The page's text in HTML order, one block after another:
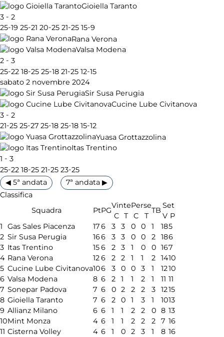
Gioiella Taranto
3 - 2
25-19 25-21 20-25 21-25 15-9
Rana Verona
Valsa Modena
2 - 3
25-22 18-25 25-18 21-25 12-15
sabato 2 novembre 2024
Sir Susa Perugia
Cucine Lube Civitanova
3 - 2
21-25 25-27 25-18 25-18 15-12
Yuasa Grottazzolina
Itas Trentino
1 - 3
25-22 18-25 21-25 23-25
◀ 5ª andata
7ª andata ▶
Classifica
Squadra
PtPG
VintePerse
TB
Set
C T C T V P
1
Gas Sales Piacenza 176 3 3 0 0 1 185
2 Sir Susa Perugia 166 3 3 0 0 2 186
3 Itas Trentino 156 2 3 1 0 0 167
4 Rana Verona 126 2 2 1 1 2 1410
5 Cucine Lube Civitanova106 3 0 0 3 1 1210
6 Valsa Modena 8 6 2 1 1 2 1 11 11
7 Sonepar Padova 7 6 0 2 2 2 3 1215
8 Gioiella Taranto 7 6 2 0 1 3 1 1013
9 Allianz Milano 6 6 1 1 2 2 0 8 13
10Mint Monza 4 6 1 1 2 2 2 7 16
11 Cisterna Volley 4 6 1 0 2 3 1 8 16